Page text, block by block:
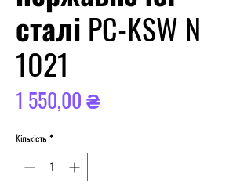
сталі PC-KSW N
1021
1 550,00 ₴Ціна
Кількість *